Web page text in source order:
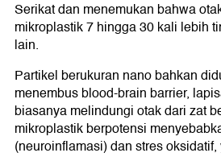
Serikat dan menemukan bahwa
mikroplastik 7 hingga 30 kali lebih
lain.
Partikel berukuran nano bahkan
menembus blood-brain barrier,
biasanya melindungi otak dari zat
mikroplastik berpotensi
(neuroinflamasi) dan stres